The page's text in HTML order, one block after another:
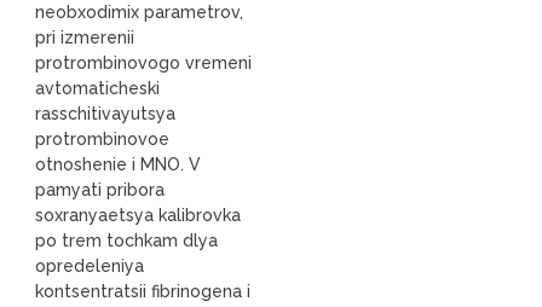
neobxodimix parametrov,
pri izmerenii
protrombinovogo vremeni
avtomaticheski
rasschitivayutsya
protrombinovoe
otnoshenie i MNO. V
pamyati pribora
soxranyaetsya kalibrovka
po trem tochkam dlya
opredeleniya
kontsentratsii fibrinogena i